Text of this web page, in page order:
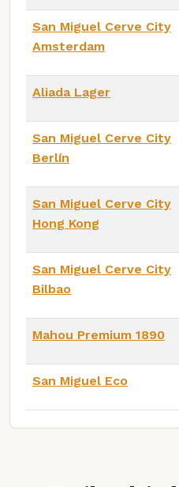
San Miguel Cerve City
Amsterdam
Aliada Lager
San Miguel Cerve City
Berlín
San Miguel Cerve City
Hong Kong
San Miguel Cerve City
Bilbao
Mahou Premium 1890
San Miguel Eco